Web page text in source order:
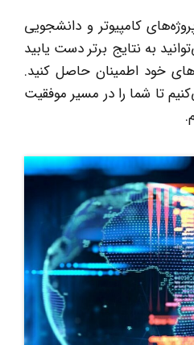
کامپیوتر و دانشجویی
به نتایج برتر دست یابید
خود اطمینان حاصل کنید.
تا شما را در مسیر موفقیت